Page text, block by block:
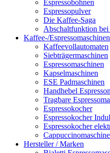
Espressobohnen
Espressopulver
Die Kaffee-Saga
Abschaltfunktion
Kaffee-/Espressomaschinen
Kaffeevollautomaten
Siebträgermaschinen
Espressomaschinen
Kapselmaschinen
ESE Padmaschinen
Handhebel
Tragbare
Espressokocher
Espressokocher
Espressokocher
Hersteller / Marken